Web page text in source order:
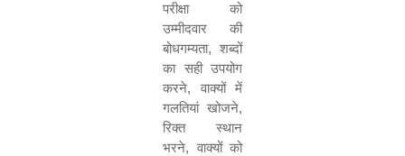
परीक्षा को
उम्मीदवार की
बोधगम्यता, शब्दों
का सही उपयोग
करने, वाक्यों में
गलतियां खोजने,
रिक्त स्थान
भरने, वाक्यों को